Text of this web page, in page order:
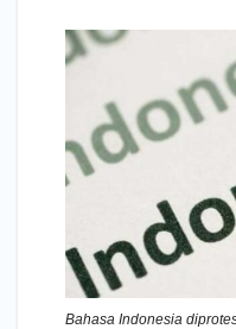
Bahasa Indonesia